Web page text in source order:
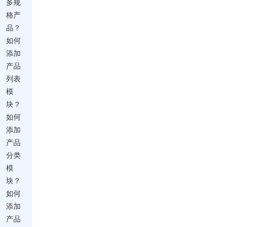
多规
格产
品？
如何
添加
产品
列表
模
块？
如何
添加
产品
分类
模
块？
如何
添加
产品